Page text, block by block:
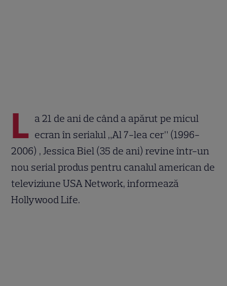
L a 21 de ani de când a apărut pe micul
ecran în serialul „Al 7-lea cer” (1996-
2006) , Jessica Biel (35 de ani) revine într-un
nou serial produs pentru canalul american de
televiziune USA Network, informează
Hollywood Life.